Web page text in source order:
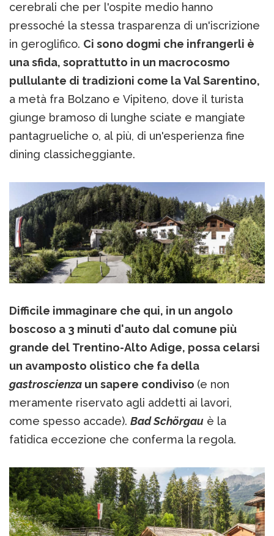
cerebrali che per l'ospite medio hanno
pressoché la stessa trasparenza di un'iscrizione
in geroglifico. Ci sono dogmi che infrangerli è
una sfida, soprattutto in un macrocosmo
pullulante di tradizioni come la Val Sarentino,
a metà fra Bolzano e Vipiteno, dove il turista
giunge bramoso di lunghe sciate e mangiate
pantagrueliche o, al più, di un'esperienza fine
dining classicheggiante.
Difficile immaginare che qui, in un angolo
boscoso a 3 minuti d'auto dal comune più
grande del Trentino-Alto Adige, possa celarsi
un avamposto olistico che fa della
gastroscienza un sapere condiviso (e non
meramente riservato agli addetti ai lavori,
come spesso accade). Bad Schörgau è la
fatidica eccezione che conferma la regola.